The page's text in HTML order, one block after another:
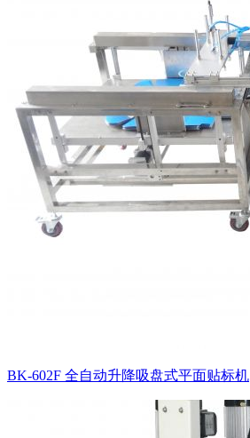
BK-602F 全自动升降吸盘式平面贴标机